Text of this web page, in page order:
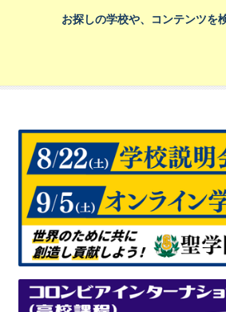
お探しの学校や、コンテンツを